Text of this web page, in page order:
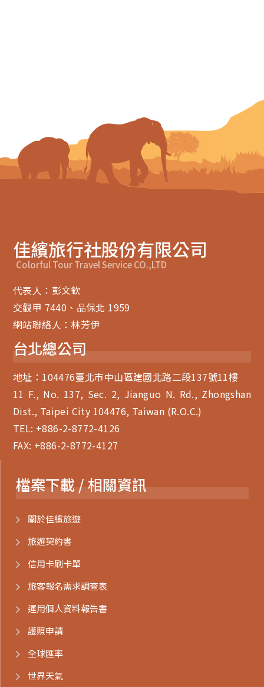
佳繽旅行社股份有限公司
Colorful Tour Travel Service CO.,LTD
代表人：彭文欽
交觀甲 7440、品保北 1959
網站聯絡人：林芳伊
台北總公司
地址：104476臺北市中山區建國北路二段137號11樓
11 F., No. 137, Sec. 2, Jianguo N. Rd., Zhongshan
Dist., Taipei City 104476, Taiwan (R.O.C.)
TEL: +886-2-8772-4126
FAX: +886-2-8772-4127
檔案下載 / 相關資訊
關於佳繽旅遊
旅遊契約書
信用卡刷卡單
旅客報名需求調查表
運用個人資料報告書
護照申請
全球匯率
世界天氣